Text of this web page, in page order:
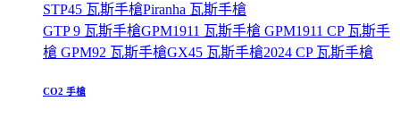
STP45 瓦斯手槍Piranha 瓦斯手槍
GTP 9 瓦斯手槍GPM1911 瓦斯手槍 GPM1911 CP 瓦斯手
槍 GPM92 瓦斯手槍GX45 瓦斯手槍2024 CP 瓦斯手槍
CO2 手槍